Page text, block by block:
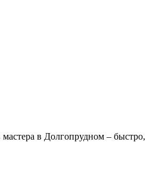
мастера в Долгопрудном – быстро,